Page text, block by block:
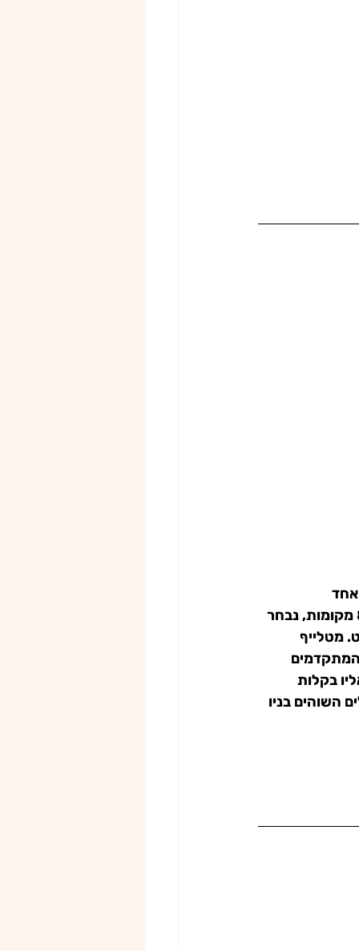
אחד
האצטדיונים המרכזיים והחשובים במונדיאל 2026. האצטדיון, שמכיל מעל 80,000 מקומות, נבחר
מטלייף
המתקדמים
להגיע אליו בקלות
השוהים בניו